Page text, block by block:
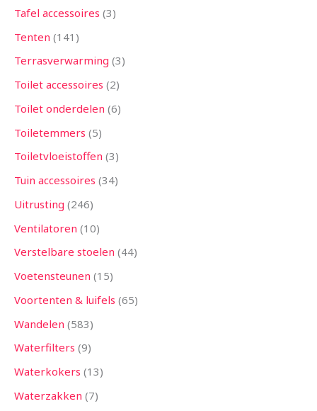
Tafel accessoires 3
Tenten 141
Terrasverwarming 3
Toilet accessoires 2
Toilet onderdelen 6
Toiletemmers 5
Toiletvloeistoffen 3
Tuin accessoires 34
Uitrusting 246
Ventilatoren 10
Verstelbare stoelen 44
Voetensteunen 15
Voortenten & luifels 65
Wandelen 583
Waterfilters 9
Waterkokers 13
Waterzakken 7